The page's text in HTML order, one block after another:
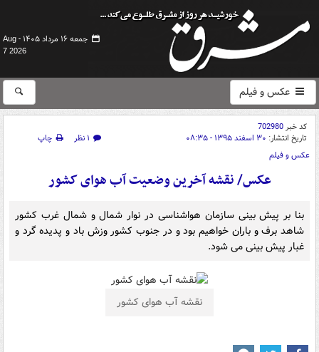
جمعه ۱۶ مرداد ۱۴۰۵ -
Aug
7 2026
عکس و فیلم
کد خبر702980
تاریخ انتشار: ۳۰ اسفند ۱۳۹۵ - ۰۸:۳۵ ۱ نظر
چاپ
عکس و فیلم
عکس/ نقشه آخرین وضعیت آب هوای کشور
بنا بر پیش بینی سازمان هواشناسی در نوار شمال و شمال غرب کشور
شاهد برف و باران خواهیم بود و در جنوب کشور وزش باد و پدیده گرد و
غبار پیش بینی می شود.
نقشه آب هوای کشور